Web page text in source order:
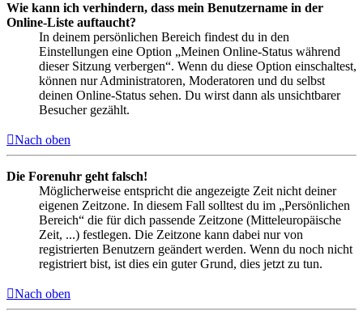
Wie kann ich verhindern, dass mein Benutzername in der
Online-Liste auftaucht?
In deinem persönlichen Bereich findest du in den
Einstellungen eine Option „Meinen Online-Status während
dieser Sitzung verbergen“. Wenn du diese Option einschaltest,
können nur Administratoren, Moderatoren und du selbst
deinen Online-Status sehen. Du wirst dann als unsichtbarer
Besucher gezählt.
Nach oben
Die Forenuhr geht falsch!
Möglicherweise entspricht die angezeigte Zeit nicht deiner
eigenen Zeitzone. In diesem Fall solltest du im „Persönlichen
Bereich“ die für dich passende Zeitzone (Mitteleuropäische
Zeit, ...) festlegen. Die Zeitzone kann dabei nur von
registrierten Benutzern geändert werden. Wenn du noch nicht
registriert bist, ist dies ein guter Grund, dies jetzt zu tun.
Nach oben